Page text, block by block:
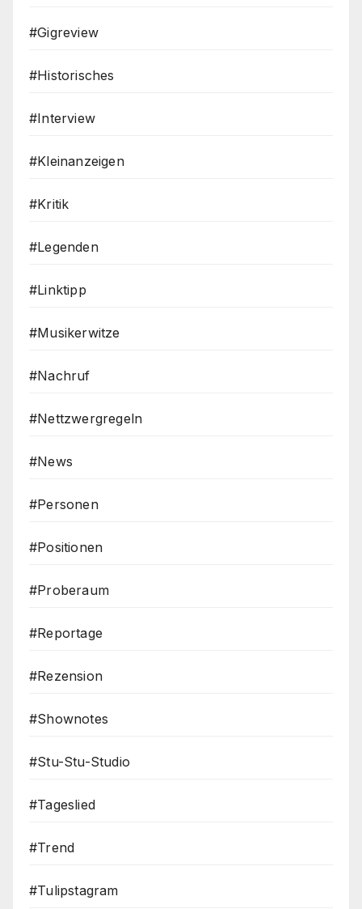
#Gigreview
#Historisches
#Interview
#Kleinanzeigen
#Kritik
#Legenden
#Linktipp
#Musikerwitze
#Nachruf
#Nettzwergregeln
#News
#Personen
#Positionen
#Proberaum
#Reportage
#Rezension
#Shownotes
#Stu-Stu-Studio
#Tageslied
#Trend
#Tulipstagram